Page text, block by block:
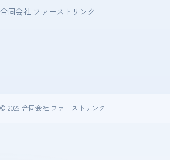
合同会社 ファーストリンク
© 2026 合同会社 ファーストリンク